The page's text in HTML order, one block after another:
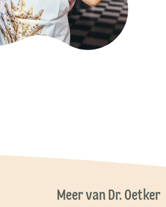
Meer van Dr. Oetker